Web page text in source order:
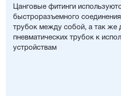
Цанговые фитинги
быстроразъемного
трубок между собой, а так же
пневматических трубок к
устройствам